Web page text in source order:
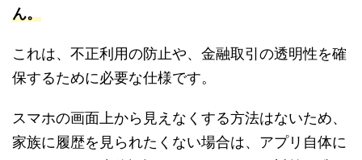
ん。
これは、不正利用の防止や、金融取引の透明性を確
保するために必要な仕様です。
スマホの画面上から見えなくする方法はないため、
家族に履歴を見られたくない場合は、アプリ自体に